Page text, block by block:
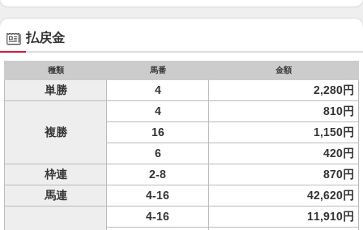
払戻金
種類 馬番 金額
単勝 4 2,280円
複勝
4
810円
16
1,150円
6
420円
枠連
2-8
870円
馬連
4-16 42,620円
4-16
11,910円